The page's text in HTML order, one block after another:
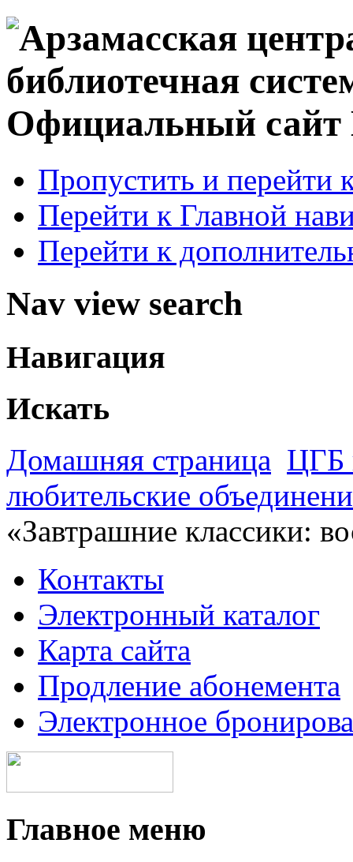
Официальный
Пропустить и перейти
Перейти к Главной
Перейти к
Nav view search
Навигация
Искать
Домашняя страница ЦГБ
любительские
«Завтрашние классики:
Контакты
Электронный каталог
Карта сайта
Продление абонемента
Электронное
Главное меню